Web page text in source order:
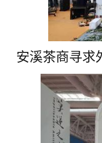
安溪茶商寻求